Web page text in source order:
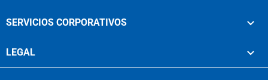
SERVICIOS CORPORATIVOS
LEGAL